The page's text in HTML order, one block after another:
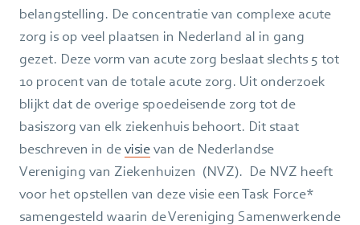
belangstelling. De concentratie van complexe acute
zorg is op veel plaatsen in Nederland al in gang
gezet. Deze vorm van acute zorg beslaat slechts 5 tot
10 procent van de totale acute zorg. Uit onderzoek
blijkt dat de overige spoedeisende zorg tot de
basiszorg van elk ziekenhuis behoort. Dit staat
beschreven in devisievan de Nederlandse
Vereniging van Ziekenhuizen (NVZ). De NVZ heeft
voor het opstellen van deze visie een Task Force*
samengesteld waarin de Vereniging Samenwerkende